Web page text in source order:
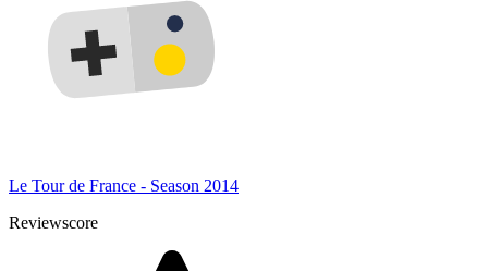
Le Tour de France - Season 2014
Reviewscore